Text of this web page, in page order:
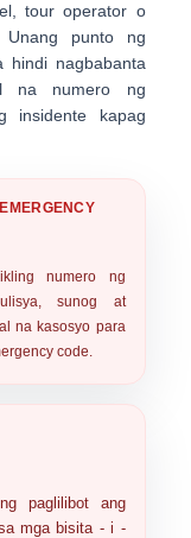
tour operator o
punto ng
hindi nagbabanta
na numero ng
insidente kapag
numero ng
sunog at
na kasosyo para
code.
paglilibot ang
mga bisita - i -